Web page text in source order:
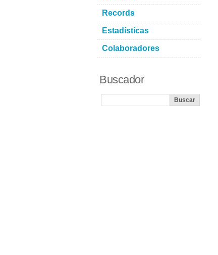
Records
Estadísticas
Colaboradores
Buscador